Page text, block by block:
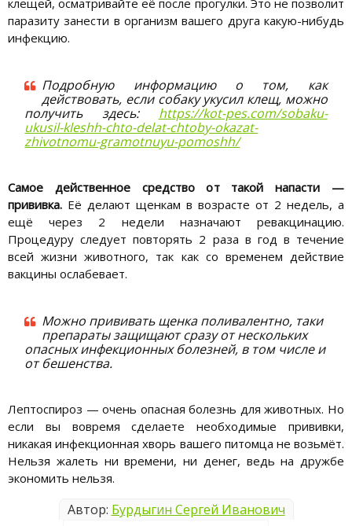
клещей, осматривайте её после прогулки. Это не позволит
паразиту занести в организм вашего друга какую-нибудь
инфекцию.
Подробную информацию о том, как
действовать, если собаку укусил клещ, можно
получить здесь: https://kot-pes.com/sobaku-
ukusil-kleshh-chto-delat-chtoby-okazat-
zhivotnomu-gramotnuyu-pomoshh/
Самое действенное средство от такой напасти —
прививка. Её делают щенкам в возрасте от 2 недель, а
ещё через 2 недели назначают ревакцинацию.
Процедуру следует повторять 2 раза в год в течение
всей жизни животного, так как со временем действие
вакцины ослабевает.
Можно прививать щенка поливалентно, таки
препараты защищают сразу от нескольких
опасных инфекционных болезней, в том числе и
от бешенства.
Лептоспироз — очень опасная болезнь для животных. Но
если вы вовремя сделаете необходимые прививки,
никакая инфекционная хворь вашего питомца не возьмёт.
Нельзя жалеть ни времени, ни денег, ведь на дружбе
экономить нельзя.
Автор: Бурдыгин Сергей Иванович